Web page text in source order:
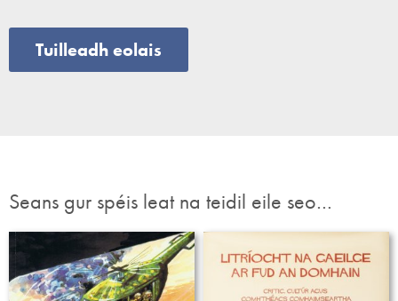
Tuilleadh eolais
Seans gur spéis leat na teidil eile seo…